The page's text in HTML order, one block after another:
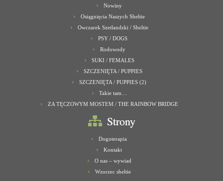
Nowiny
Osiągnięcia Naszych Sheltie
Owczarek Szetlandzki / Sheltie
PSY / DOGS
Rodowody
SUKI / FEMALES
SZCZENIĘTA / PUPPIES
SZCZENIĘTA / PUPPIES (2)
Takie tam…
ZA TĘCZOWYM MOSTEM / THE RAINBOW BRIDGE
Strony
Dogoterapia
Kontakt
O nas – wywiad
Wzorzec sheltie